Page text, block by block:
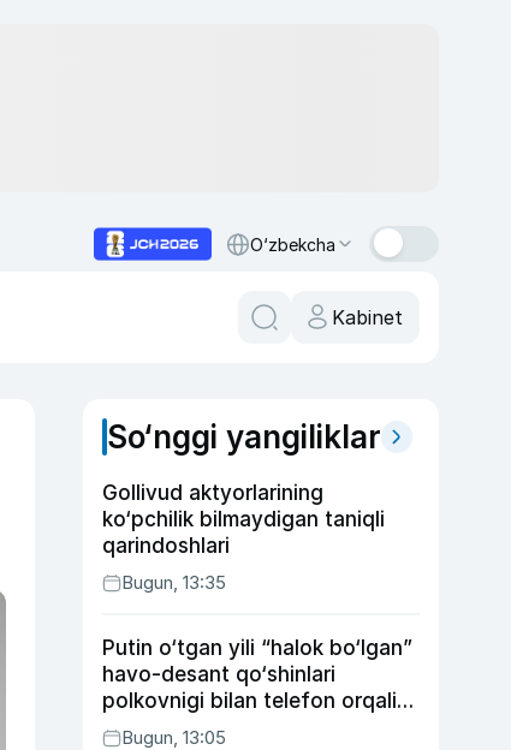
O‘zbekcha
Kabinet
So‘nggi yangiliklar
Gollivud aktyorlarining
ko‘pchilik bilmaydigan taniqli
qarindoshlari
Bugun, 13:35
Putin o‘tgan yili “halok bo‘lgan”
havo-desant qo‘shinlari
polkovnigi bilan telefon orqali
suhbatlashdi
Bugun, 13:05